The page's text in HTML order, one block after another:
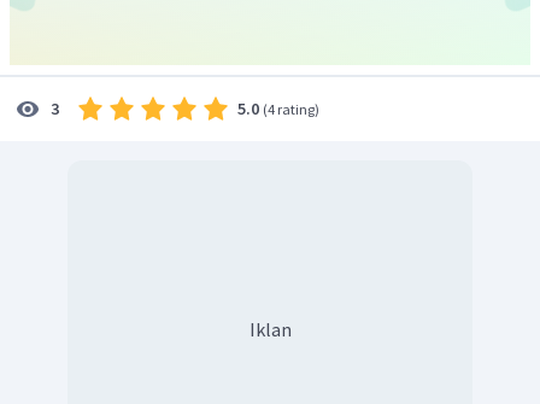
3 5.0 (4 rating)
Iklan